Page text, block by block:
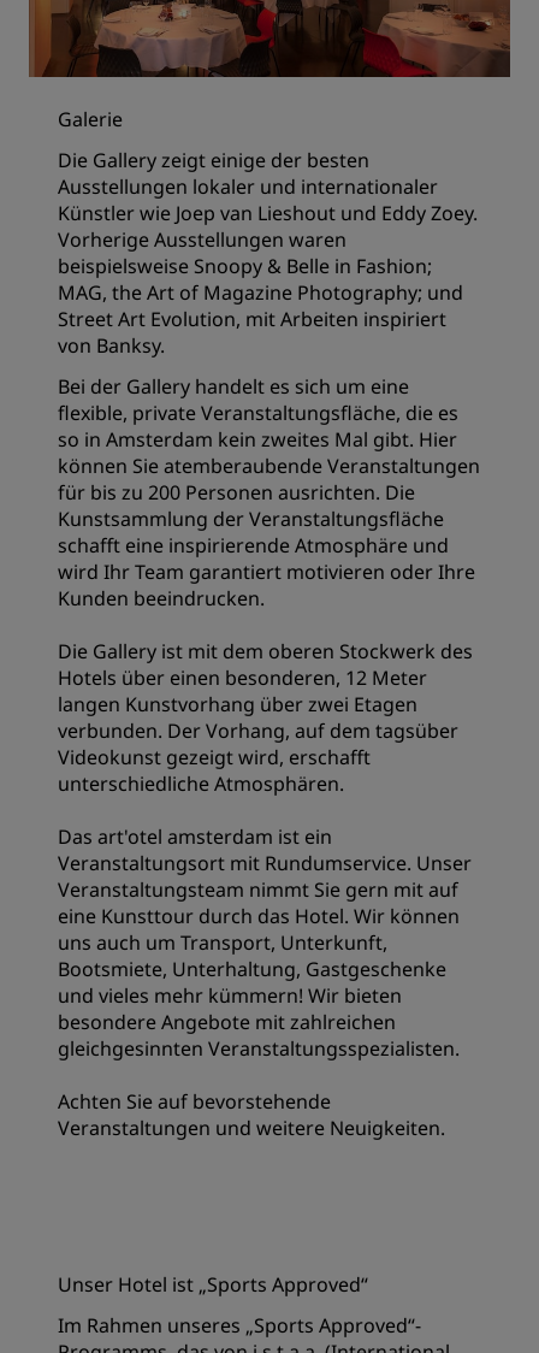
Galerie
Die Gallery zeigt einige der besten
Ausstellungen lokaler und internationaler
Künstler wie Joep van Lieshout und Eddy Zoey.
Vorherige Ausstellungen waren
beispielsweise Snoopy & Belle in Fashion;
MAG, the Art of Magazine Photography; und
Street Art Evolution, mit Arbeiten inspiriert
von Banksy.
Bei der Gallery handelt es sich um eine
flexible, private Veranstaltungsfläche, die es
so in Amsterdam kein zweites Mal gibt. Hier
können Sie atemberaubende Veranstaltungen
für bis zu 200 Personen ausrichten. Die
Kunstsammlung der Veranstaltungsfläche
schafft eine inspirierende Atmosphäre und
wird Ihr Team garantiert motivieren oder Ihre
Kunden beeindrucken.
Die Gallery ist mit dem oberen Stockwerk des
Hotels über einen besonderen, 12 Meter
langen Kunstvorhang über zwei Etagen
verbunden. Der Vorhang, auf dem tagsüber
Videokunst gezeigt wird, erschafft
unterschiedliche Atmosphären.
Das art'otel amsterdam ist ein
Veranstaltungsort mit Rundumservice. Unser
Veranstaltungsteam nimmt Sie gern mit auf
eine Kunsttour durch das Hotel. Wir können
uns auch um Transport, Unterkunft,
Bootsmiete, Unterhaltung, Gastgeschenke
und vieles mehr kümmern! Wir bieten
besondere Angebote mit zahlreichen
gleichgesinnten Veranstaltungsspezialisten.
Achten Sie auf bevorstehende
Veranstaltungen und weitere Neuigkeiten.
Unser Hotel ist „Sports Approved“
Im Rahmen unseres „Sports Approved“-